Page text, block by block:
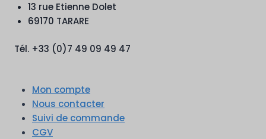
13 rue Etienne Dolet
69170 TARARE
Tél. +33 (0)7 49 09 49 47
Mon compte
Nous contacter
Suivi de commande
CGV